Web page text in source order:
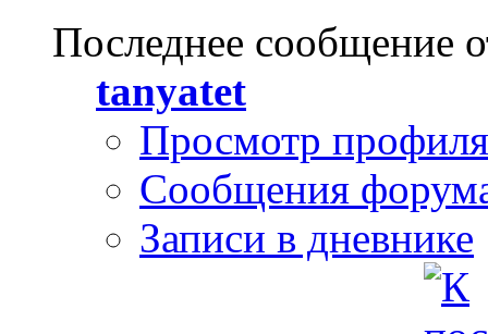
Последнее сообщение
tanyatet
Просмотр профиля
Сообщения
Записи в дневнике